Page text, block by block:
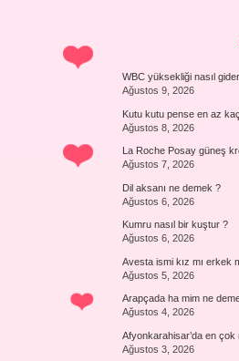
WBC yüksekliği nasıl
Ağustos 9, 2026
Kutu kutu pense en az
Ağustos 8, 2026
La Roche Posay güneş
Ağustos 7, 2026
Dil aksanı ne demek ?
Ağustos 6, 2026
Kumru nasıl bir kuştur ?
Ağustos 6, 2026
Avesta ismi kız mı erkek
Ağustos 5, 2026
Arapçada ha mim ne
Ağustos 4, 2026
Afyonkarahisar’da en çok
Ağustos 3, 2026